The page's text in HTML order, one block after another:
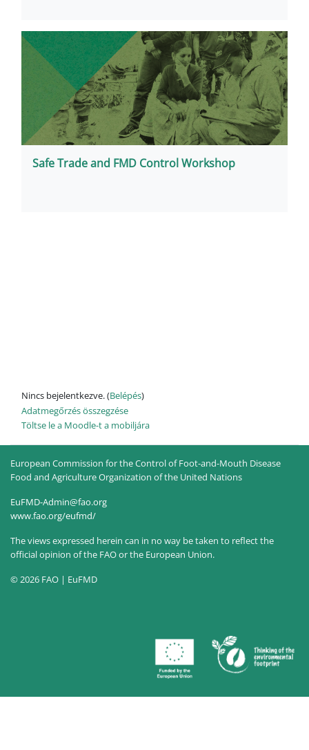
Safe Trade and FMD Control Workshop
Nincs bejelentkezve. (Belépés)
Adatmegőrzés összegzése
Töltse le a Moodle-t a mobiljára
European Commission for the Control of Foot-and-Mouth Disease
Food and Agriculture Organization of the United Nations
EuFMD-Admin@fao.org
www.fao.org/eufmd/
The views expressed herein can in no way be taken to reflect the
official opinion of the FAO or the European Union.
© 2026 FAO | EuFMD